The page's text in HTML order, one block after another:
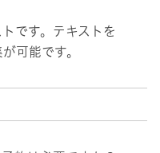
です。テキストを
可能です。